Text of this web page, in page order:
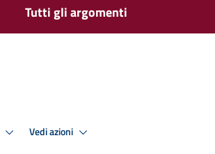
Tutti gli argomenti
Vedi azioni